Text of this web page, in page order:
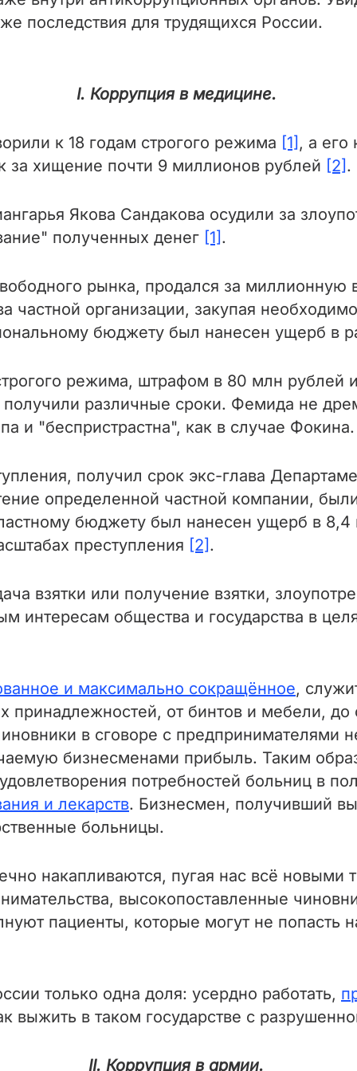
последствия для трудящихся России.
I. Коррупция в медицине.
к 18 годам строгого режима [1] , а его
за хищение почти 9 миллионов рублей [2].
Якова Сандакова осудили за
полученных денег [1].
рынка, продался за миллионную
частной организации, закупая
бюджету был нанесен ущерб в
режима, штрафом в 80 млн рублей
различные сроки. Фемида не
и "беспристрастна", как в случае
получил срок экс-глава
определенной частной компании,
бюджету был нанесен ущерб в
преступления [2].
взятки или получение взятки,
интересам общества и государства в
и максимально сокращённое,
принадлежностей, от бинтов и мебели,
в сговоре с предпринимателями
бизнесменами прибыль. Таким
потребностей больниц в
и лекарств. Бизнесмен, получивший
больницы.
накапливаются, пугая нас всё новыми
высокопоставленные
пациенты, которые могут не попасть
только одна доля: усердно работать,
выжить в таком государстве с
II. Коррупция в армии.